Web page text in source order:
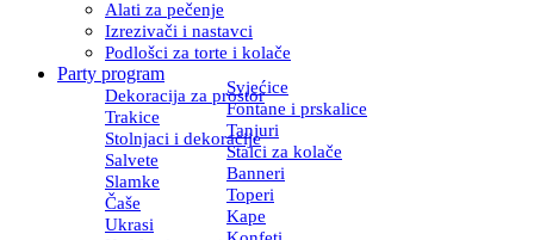
Alati za pečenje
Izrezivači i nastavci
Podlošci za torte i kolače
Party program
Dekoracija za prostor
Svjećice
Trakice
Fontane i prskalice
Stolnjaci i dekoracije
Tanjuri
Salvete
Stalci za kolače
Slamke
Banneri
Čaše
Toperi
Ukrasi
Kape